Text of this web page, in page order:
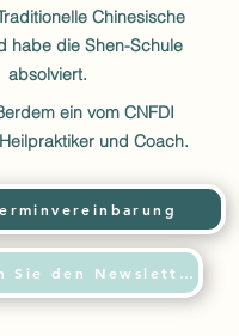
Chinesische
habe die Shen-Schule
absolviert.
ein vom CNFDI
und Coach.
Abonnieren Sie den Newsletter